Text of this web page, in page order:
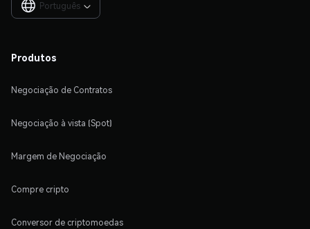
Português 
Produtos
Negociação de Contratos
Negociação à vista (Spot)
Margem de Negociação
Compre cripto
Conversor de criptomoedas